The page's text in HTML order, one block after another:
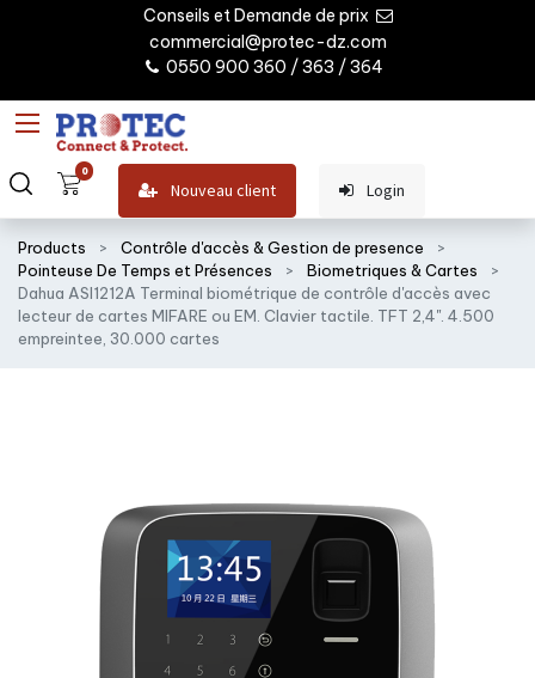
Conseils et Demande de prix
commercial@protec-dz.com
0550 900 360 / 363 / 364
0
Nouveau client Login
Products
Contrôle d'accès & Gestion de presence
Pointeuse De Temps et Présences
Biometriques & Cartes
Dahua ASI1212A Terminal biométrique de contrôle d'accès avec
lecteur de cartes MIFARE ou EM. Clavier tactile. TFT 2,4". 4.500
empreintee, 30.000 cartes